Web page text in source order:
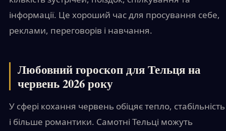
інформації. Це хороший час для просування себе,
реклами, переговорів і навчання.
Любовний гороскоп для Тельця на
червень 2026 року
У сфері кохання червень обіцяє тепло, стабільність
і більше романтики. Самотні Тельці можуть